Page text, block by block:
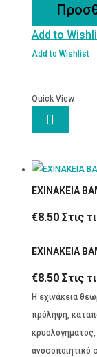
ποσότητα
Add to
Add to Wishlist
Quick View

ΕΧΙΝΑΚΕΙΑ
€8.50 Στις
ΕΧΙΝΑΚΕΙΑ
€8.50 Στις
Η εχινάκεια
πρόληψη,
κρυολογήματος,
ανοσοποιητικό